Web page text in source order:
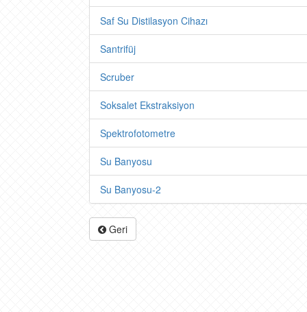
Saf Su Distilasyon Cihazı
Santrifüj
Scruber
Soksalet Ekstraksiyon
Spektrofotometre
Su Banyosu
Su Banyosu-2
Geri